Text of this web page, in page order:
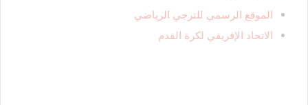
الموقع الرسمي للترجي الرياضي
الاتحاد الإفريقي لكرة القدم